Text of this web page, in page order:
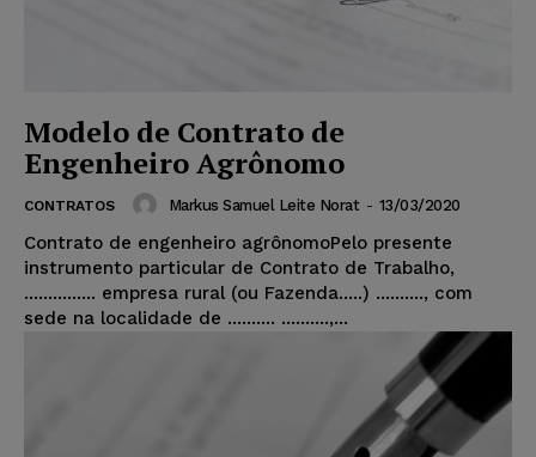
Modelo de Contrato de
Engenheiro Agrônomo
CONTRATOS Markus Samuel Leite Norat - 13/03/2020
Contrato de engenheiro agrônomoPelo presente
instrumento particular de Contrato de Trabalho,
............... empresa rural (ou Fazenda.....) .........., com
sede na localidade de .......... ..........,...